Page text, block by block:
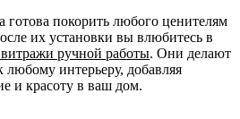
готова покорить любого ценителям
их установки вы влюбитесь в
ручной работы. Они делают
любому интерьеру, добавляя
и красоту в ваш дом.